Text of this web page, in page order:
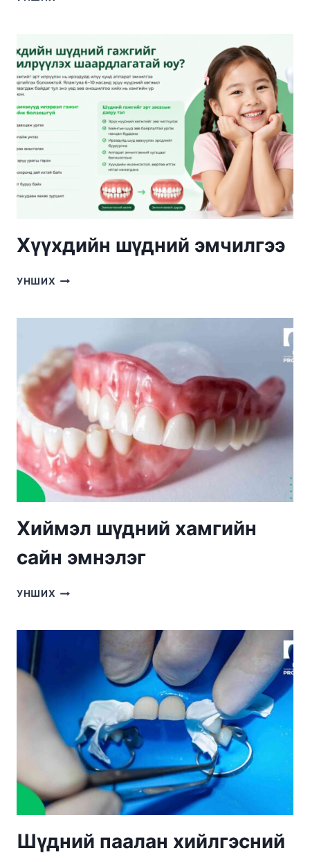
ӨВДӨХ
НЬ
ХЭВИЙН
Хүүхдийн шүдний эмчилгээ
УНШИХ ХҮҮХДИЙН
Хиймэл шүдний хамгийн
сайн эмнэлэг
УНШИХ ХИЙМЭЛ
САЙН
Шүдний паалан хийлгэсний